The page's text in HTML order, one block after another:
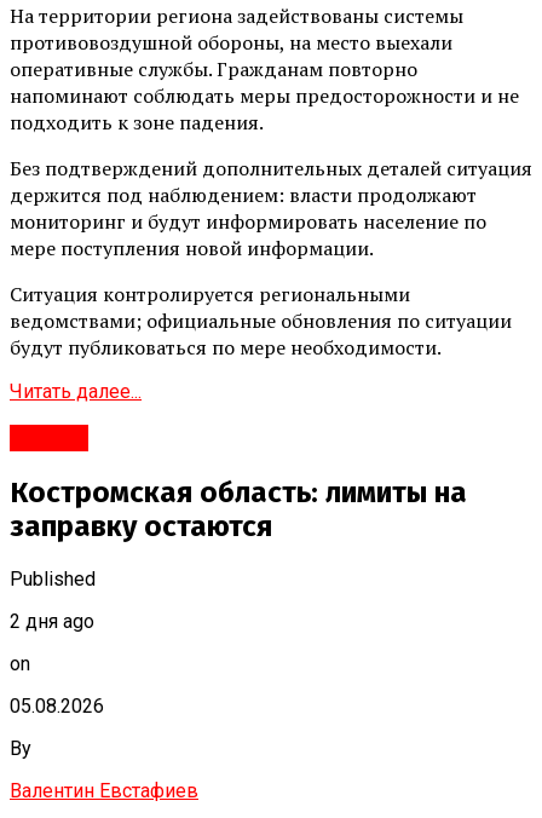
На территории региона задействованы системы
противовоздушной обороны, на место выехали
оперативные службы. Гражданам повторно
напоминают соблюдать меры предосторожности и не
подходить к зоне падения.
Без подтверждений дополнительных деталей ситуация
держится под наблюдением: власти продолжают
мониторинг и будут информировать население по
мере поступления новой информации.
Ситуация контролируется региональными
ведомствами; официальные обновления по ситуации
будут публиковаться по мере необходимости.
Читать далее...
Костромская область: лимиты на
заправку остаются
Published
2 дня ago
on
05.08.2026
By
Валентин Евстафиев